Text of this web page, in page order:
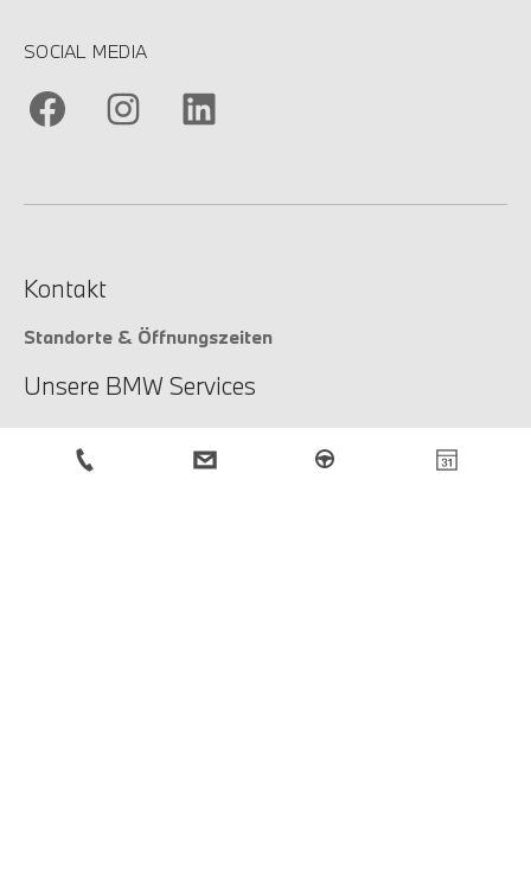
SOCIAL MEDIA
Kontakt
Standorte & Öffnungszeiten
Unsere BMW Services
Unsere Services
Service-Anfrage